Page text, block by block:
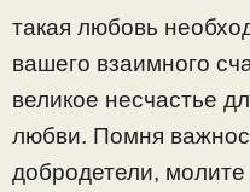
такая любовь
вашего взаимного
великое несчастье
любви. Помня
добродетели,